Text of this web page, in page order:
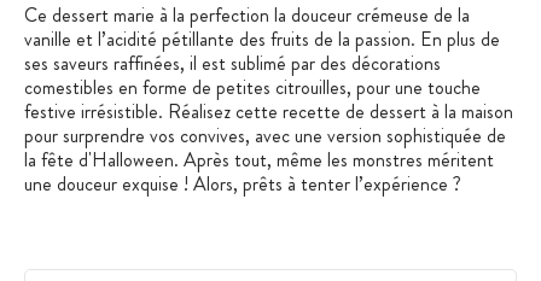
Ce dessert marie à la perfection la douceur crémeuse de la
vanille et l’acidité pétillante des fruits de la passion. En plus de
ses saveurs raffinées, il est sublimé par des décorations
comestibles en forme de petites citrouilles, pour une touche
festive irrésistible. Réalisez cette recette de dessert à la maison
pour surprendre vos convives, avec une version sophistiquée de
la fête d'Halloween. Après tout, même les monstres méritent
une douceur exquise ! Alors, prêts à tenter l’expérience ?